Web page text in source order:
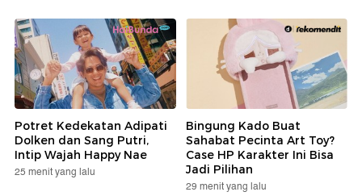
Potret Kedekatan Adipati
Dolken dan Sang Putri,
Intip Wajah Happy Nae
25 menit yang lalu
Bingung Kado Buat
Sahabat Pecinta Art Toy?
Case HP Karakter Ini Bisa
Jadi Pilihan
29 menit yang lalu